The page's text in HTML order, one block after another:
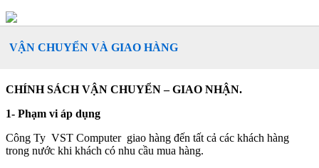
VẬN CHUYỂN VÀ GIAO HÀNG
CHÍNH SÁCH VẬN CHUYỂN – GIAO NHẬN.
1- Phạm vi áp dụng
Công Ty VST Computer giao hàng đến tất cả các khách hàng
trong nước khi khách có nhu cầu mua hàng.